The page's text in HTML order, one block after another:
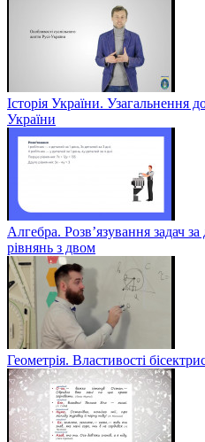
Історія України. Узагальнення
України
Алгебра. Розв’язування задач
рівнянь з двом
Геометрія. Властивості